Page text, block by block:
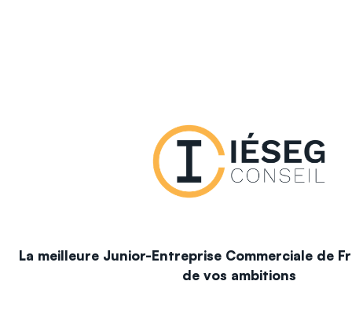
La meilleure Junior-Entreprise Commerciale de
de vos ambitions